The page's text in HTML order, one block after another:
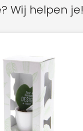
Wij helpen je!